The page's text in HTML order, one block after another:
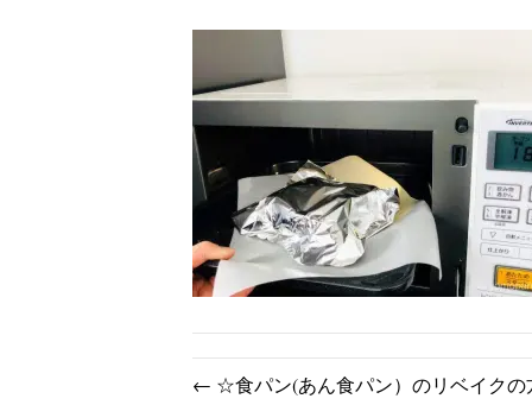
← ☆食パン(あん食パン）のリベイク